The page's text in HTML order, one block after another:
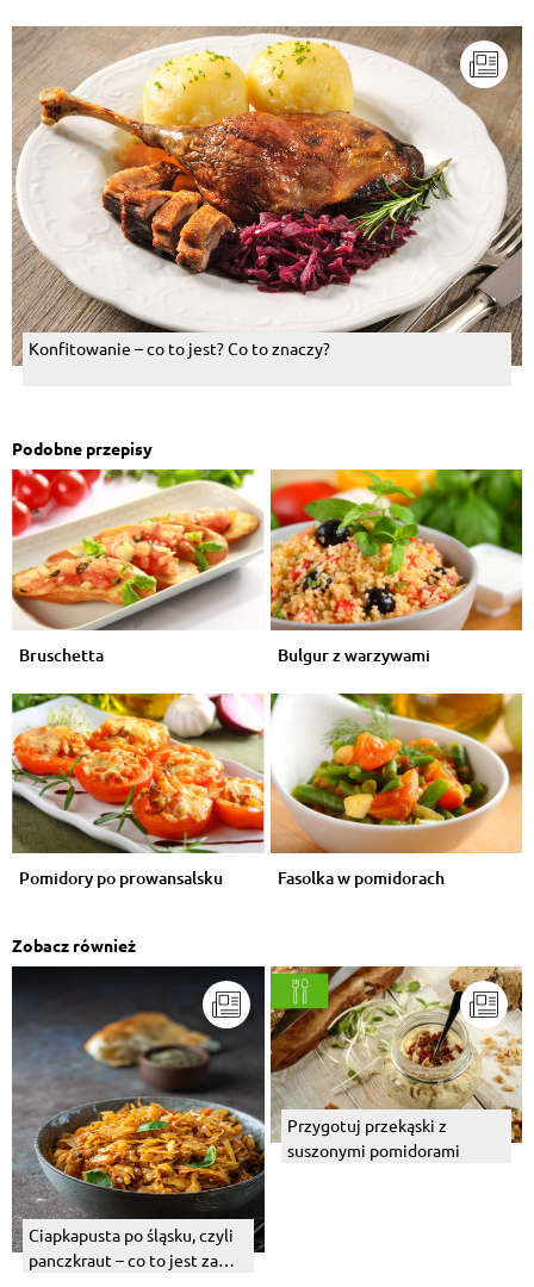
Konfitowanie – co to jest? Co to znaczy?
Podobne przepisy
Bruschetta Bulgur z warzywami
Pomidory po prowansalsku Fasolka w pomidorach
Zobacz również
Ciapkapusta po śląsku, czyli
panczkraut – co to jest za
Przygotuj przekąski z
suszonymi pomidorami